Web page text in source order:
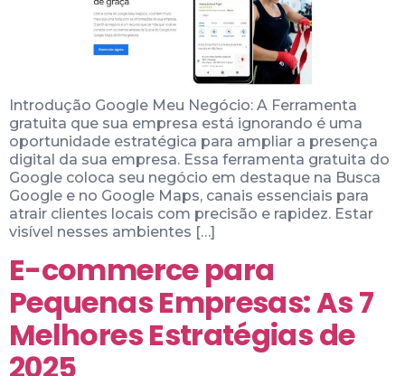
Introdução Google Meu Negócio: A Ferramenta
gratuita que sua empresa está ignorando é uma
oportunidade estratégica para ampliar a presença
digital da sua empresa. Essa ferramenta gratuita do
Google coloca seu negócio em destaque na Busca
Google e no Google Maps, canais essenciais para
atrair clientes locais com precisão e rapidez. Estar
visível nesses ambientes […]
E-commerce para
Pequenas Empresas: As 7
Melhores Estratégias de
2025